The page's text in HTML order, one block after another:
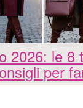
2026: le 8
per